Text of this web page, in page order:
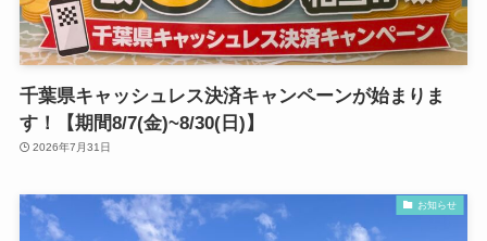
千葉県キャッシュレス決済キャンペーンが始まりま
す！【期間8/7(金)~8/30(日)】
2026年7月31日
お知らせ